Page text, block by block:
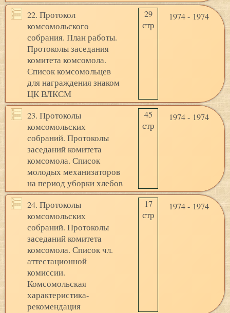
22. Протокол
комсомольского
собрания. План работы.
Протоколы заседания
комитета комсомола.
Список комсомольцев
для награждения знаком
ЦК ВЛКСМ
29
стр
1974 - 1974
23. Протоколы
комсомольских
собраний. Протоколы
заседаний комитета
комсомола. Список
молодых механизаторов
на период уборки хлебов
45
стр
1974 - 1974
24. Протоколы
комсомольских
собраний. Протоколы
заседаний комитета
комсомола. Список чл.
аттестационной
комиссии.
Комсомольская
характеристика-
рекомендация
17
стр
1974 - 1974